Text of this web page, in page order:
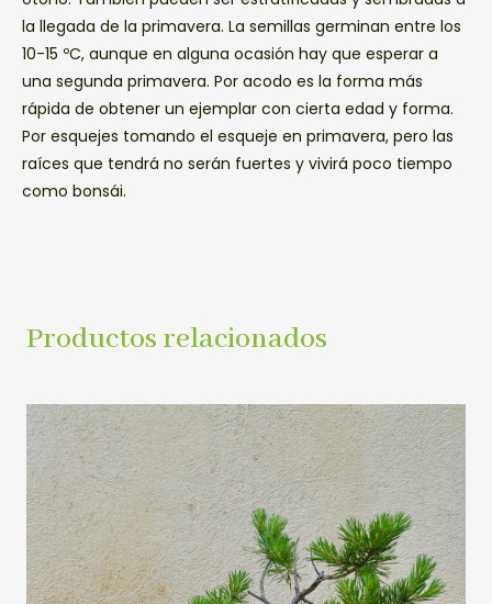
la llegada de la primavera. La semillas germinan entre los
10-15 ºC, aunque en alguna ocasión hay que esperar a
una segunda primavera. Por acodo es la forma más
rápida de obtener un ejemplar con cierta edad y forma.
Por esquejes tomando el esqueje en primavera, pero las
raíces que tendrá no serán fuertes y vivirá poco tiempo
como bonsái.
Productos relacionados